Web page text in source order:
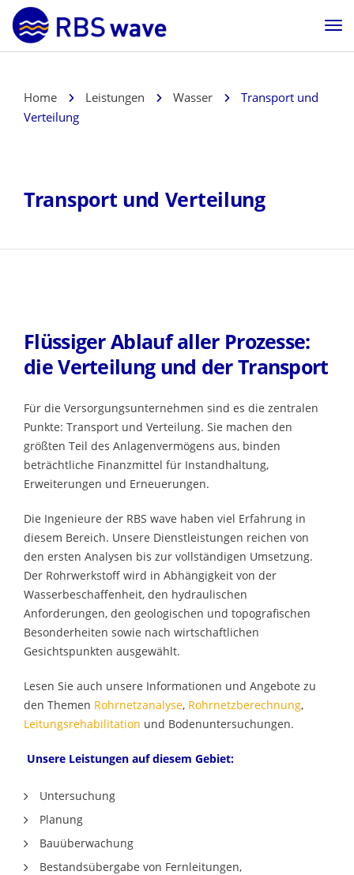
Home Leistungen Wasser
Transport und
Verteilung
Transport und Verteilung
Flüssiger Ablauf aller Prozesse:
die Verteilung und der Transport
Für die Versorgungsunternehmen sind es die zentralen
Punkte: Transport und Verteilung. Sie machen den
größten Teil des Anlagenvermögens aus, binden
beträchtliche Finanzmittel für Instandhaltung,
Erweiterungen und Erneuerungen.
Die Ingenieure der RBS wave haben viel Erfahrung in
diesem Bereich. Unsere Dienstleistungen reichen von
den ersten Analysen bis zur vollständigen Umsetzung.
Der Rohrwerkstoff wird in Abhängigkeit von der
Wasserbeschaffenheit, den hydraulischen
Anforderungen, den geologischen und topografischen
Besonderheiten sowie nach wirtschaftlichen
Gesichtspunkten ausgewählt.
Lesen Sie auch unsere Informationen und Angebote zu
den Themen Rohrnetzanalyse, Rohrnetzberechnung,
Leitungsrehabilitation und Bodenuntersuchungen.
Unsere Leistungen auf diesem Gebiet:
Untersuchung
Planung
Bauüberwachung
Bestandsübergabe von Fernleitungen,